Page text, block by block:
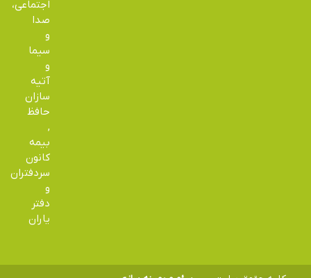
اجتماعی،
صدا
و
سیما
و
آتیه
سازان
حافظ
,
بیمه
کانون
سردفتران
و
دفتر
یاران